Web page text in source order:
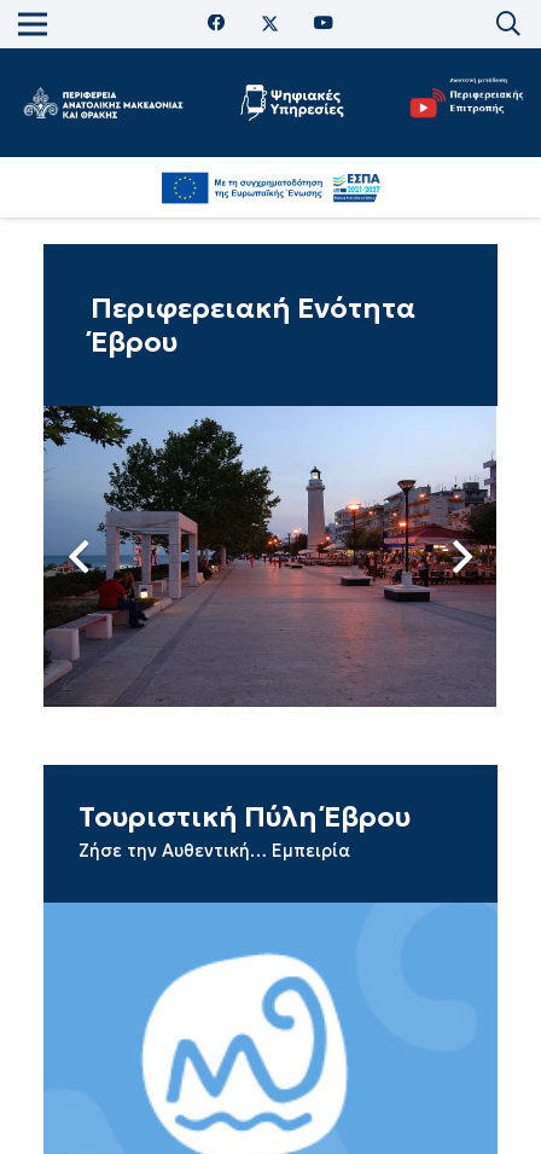
Περιφερειακή Ενότητα
Έβρου
Τουριστική Πύλη Έβρου
Ζήσε την Αυθεντική… Εμπειρία